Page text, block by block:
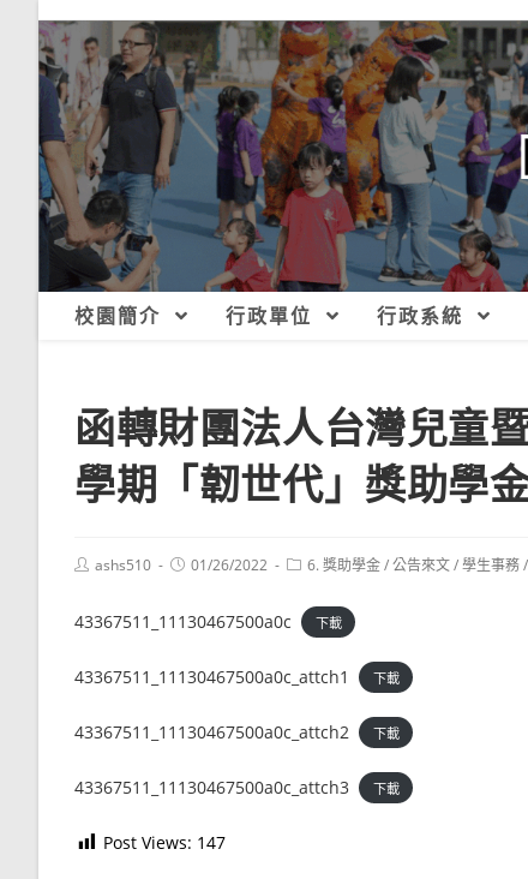
校園簡介 行政單位 行政系統
函轉財團法人台灣兒童
學期「韌世代」獎助學
Postashs510
Post01/26/2022
Post6. 獎助學金/公告來文/學生事務/
43367511_11130467500a0c 下載
43367511_11130467500a0c_attch1 下載
43367511_11130467500a0c_attch2 下載
43367511_11130467500a0c_attch3 下載
Post Views: 147